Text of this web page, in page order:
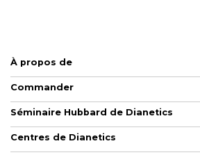
À propos de
Commander
Séminaire Hubbard de Dianetics
Centres de Dianetics